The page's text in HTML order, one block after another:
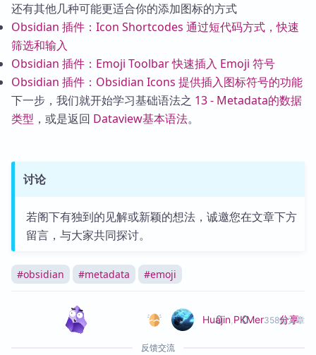
还有其他几种可能更适合你的添加图标的方式
Obsidian 插件：Icon Shortcodes 通过短代码方式，快速
筛选和输入
Obsidian 插件：Emoji Toolbar 快速插入 Emoji 符号
Obsidian 插件：Obsidian Icons 提供插入图标符号的功能
下一步，我们就开始学习基础语法之 13 - Metadata的数据
类型 ，或是返回 Dataview基本语法。
讨论
若阁下有独到的见解或新颖的想法，诚邀您在文章下方
留言，与大家共同探讨。
#obsidian #metadata #emoji
Huajin PKMer358篇文章
0 0 分享
反馈交流